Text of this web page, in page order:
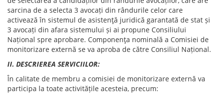
sarcina de a selecta 3 avocați din rândurile celor care
activează în sistemul de asistenţă juridică garantată de stat și
3 avocați din afara sistemului și ai propune Consiliului
Național spre aprobare. Componenţa nominală a Comisiei de
monitorizare externă se va aproba de către Consiliul Național.
II. DESCRIEREA SERVICIILOR:
În calitate de membru a comisiei de monitorizare externă va
participa la toate activitățile acesteia, precum: